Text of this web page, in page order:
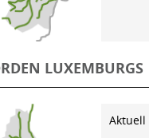
LUXEMBURGS
Aktuell